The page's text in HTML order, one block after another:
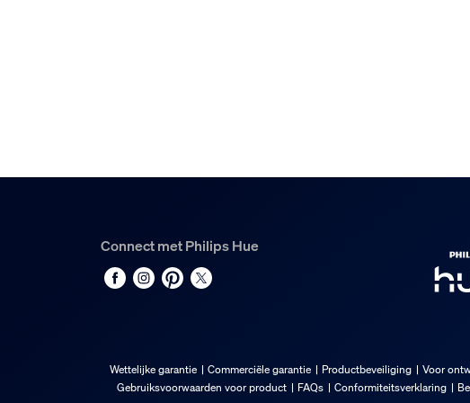
Connect met Philips Hue
Wettelijke garantie Commerciële garantie Productbeveiliging Voor
Gebruiksvoorwaarden voor product
FAQs Conformiteitsverklaring